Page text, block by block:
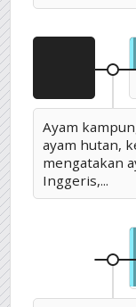
Ayam
ayam hutan,
mengatakan
Inggeris,...